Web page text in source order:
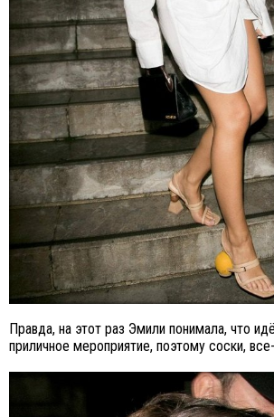
Правда, на этот раз Эмили понимала, что
приличное мероприятие, поэтому соски,